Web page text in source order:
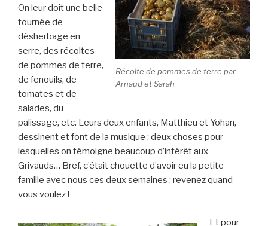
Récolte de pommes de terre par
Arnaud et Sarah
On leur doit une belle
tournée de
désherbage en
serre, des récoltes
de pommes de terre,
de fenouils, de
tomates et de
salades, du
palissage, etc. Leurs deux enfants, Matthieu et Yohan,
dessinent et font de la musique ; deux choses pour
lesquelles on témoigne beaucoup d’intérêt aux
Grivauds… Bref, c’était chouette d’avoir eu la petite
famille avec nous ces deux semaines : revenez quand
vous voulez !
Et pour